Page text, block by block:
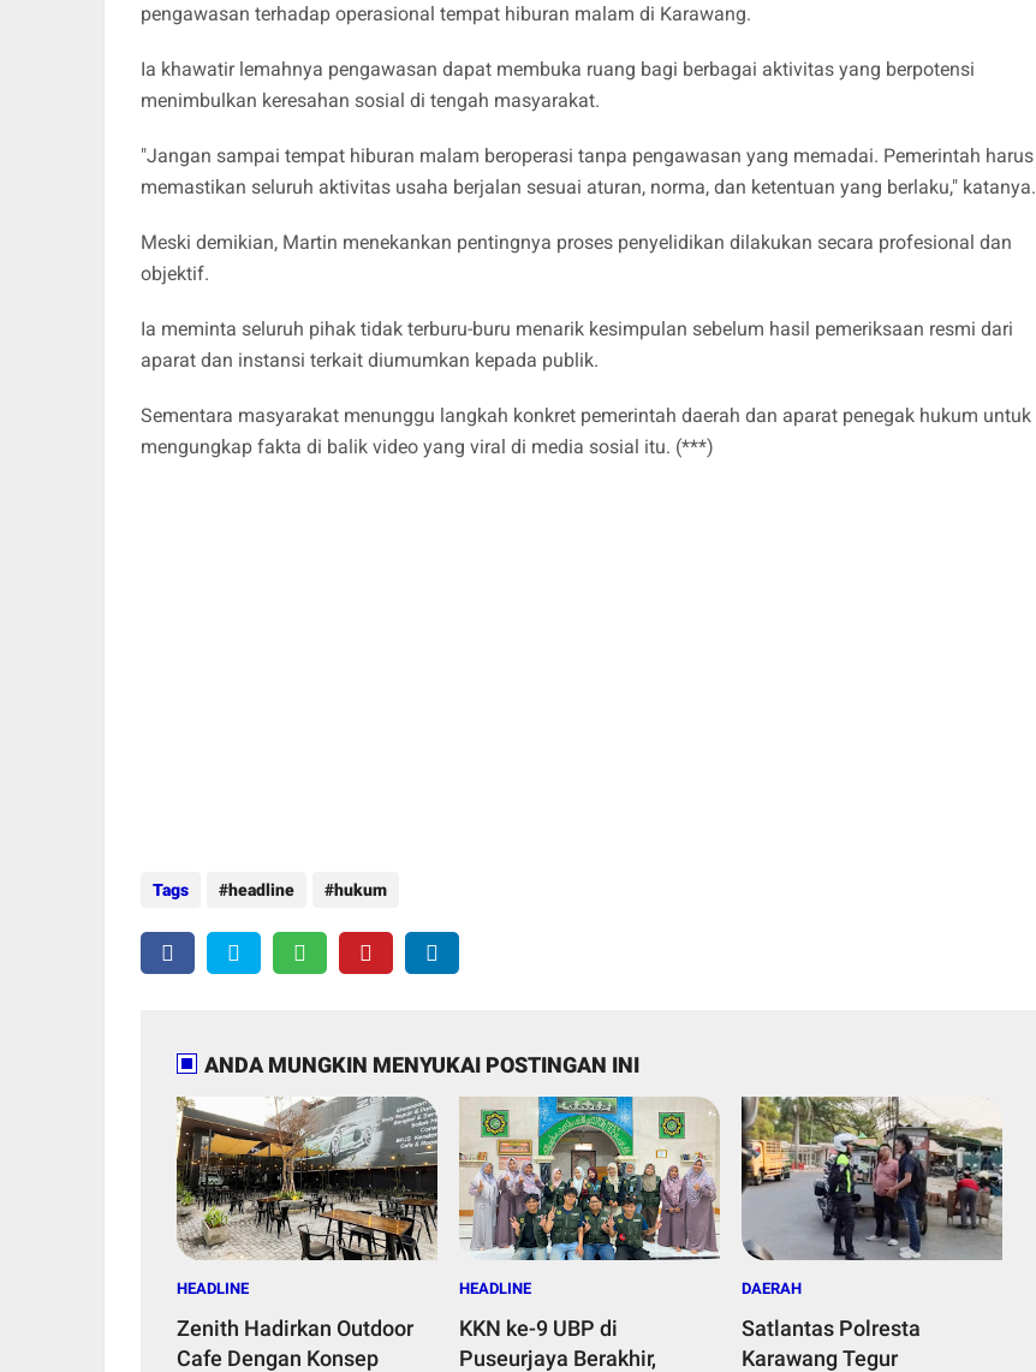
pengawasan terhadap operasional tempat hiburan malam di Karawang.
Ia khawatir lemahnya pengawasan dapat membuka ruang bagi berbagai aktivitas yang berpotensi
menimbulkan keresahan sosial di tengah masyarakat.
"Jangan sampai tempat hiburan malam beroperasi tanpa pengawasan yang memadai. Pemerintah harus
memastikan seluruh aktivitas usaha berjalan sesuai aturan, norma, dan ketentuan yang berlaku," katanya.
Meski demikian, Martin menekankan pentingnya proses penyelidikan dilakukan secara profesional dan
objektif.
Ia meminta seluruh pihak tidak terburu-buru menarik kesimpulan sebelum hasil pemeriksaan resmi dari
aparat dan instansi terkait diumumkan kepada publik.
Sementara masyarakat menunggu langkah konkret pemerintah daerah dan aparat penegak hukum untuk
mengungkap fakta di balik video yang viral di media sosial itu. (***)
Tags headline hukum
ANDA MUNGKIN MENYUKAI POSTINGAN INI
HEADLINE
Zenith Hadirkan Outdoor
Cafe Dengan Konsep
HEADLINE
KKN ke-9 UBP di
Puseurjaya Berakhir,
DAERAH
Satlantas Polresta
Karawang Tegur